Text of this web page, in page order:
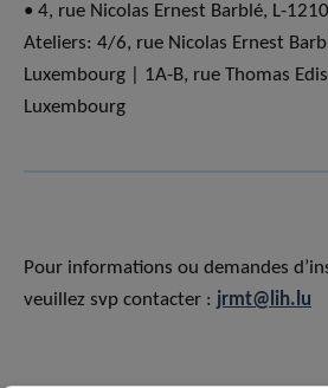
• 4, rue Nicolas Ernest Barblé, L-
Ateliers: 4/6, rue Nicolas Ernest
Luxembourg | 1A-B, rue Thomas
Luxembourg
Pour informations ou demandes
veuillez svp contacter : jrmt@lih.lu